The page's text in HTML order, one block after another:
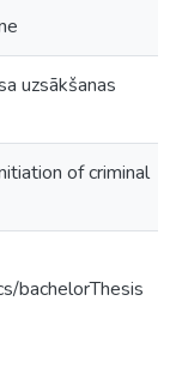
uzsākšanas
of criminal
bachelorThesis